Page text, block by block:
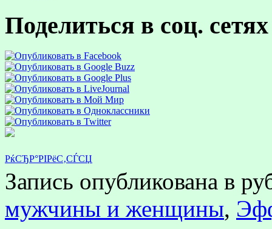
Поделиться в соц. сетях
РќСЂР°РІРёС‚СЃСЏ
Запись опубликована в
мужчины и женщины,